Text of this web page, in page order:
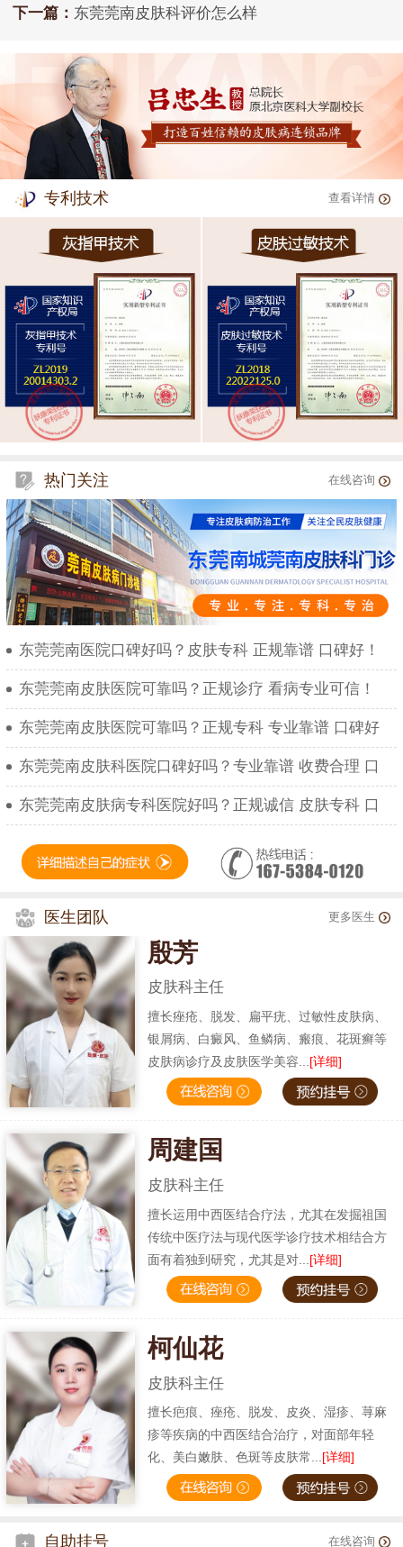
下一篇： 东莞莞南皮肤科评价怎么样
专利技术 查看详情
热门关注 在线咨询
东莞莞南医院口碑好吗？皮肤专科 正规靠谱 口碑好！
东莞莞南皮肤医院可靠吗？正规诊疗 看病专业可信！
东莞莞南皮肤医院可靠吗？正规专科 专业靠谱 口碑好
东莞莞南皮肤科医院口碑好吗？专业靠谱 收费合理 口
东莞莞南皮肤病专科医院好吗？正规诚信 皮肤专科 口
医生团队 更多医生
殷芳
皮肤科主任
擅长痤疮、脱发、扁平疣、过敏性皮肤病、
银屑病、白癜风、鱼鳞病、瘢痕、花斑癣等
皮肤病诊疗及皮肤医学美容... [详细]
周建国
皮肤科主任
擅长运用中西医结合疗法，尤其在发掘祖国
传统中医疗法与现代医学诊疗技术相结合方
面有着独到研究，尤其是对... [详细]
柯仙花
皮肤科主任
擅长疤痕、痤疮、脱发、皮炎、湿疹、荨麻
疹等疾病的中西医结合治疗，对面部年轻
化、美白嫩肤、色斑等皮肤常...[详细]
自助挂号 在线咨询